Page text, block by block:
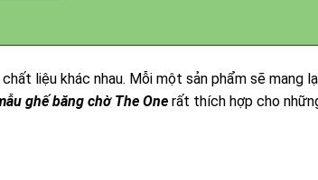
liệu khác nhau. Mỗi một sản phẩm sẽ mang
ghế băng chờ The One rất thích hợp cho